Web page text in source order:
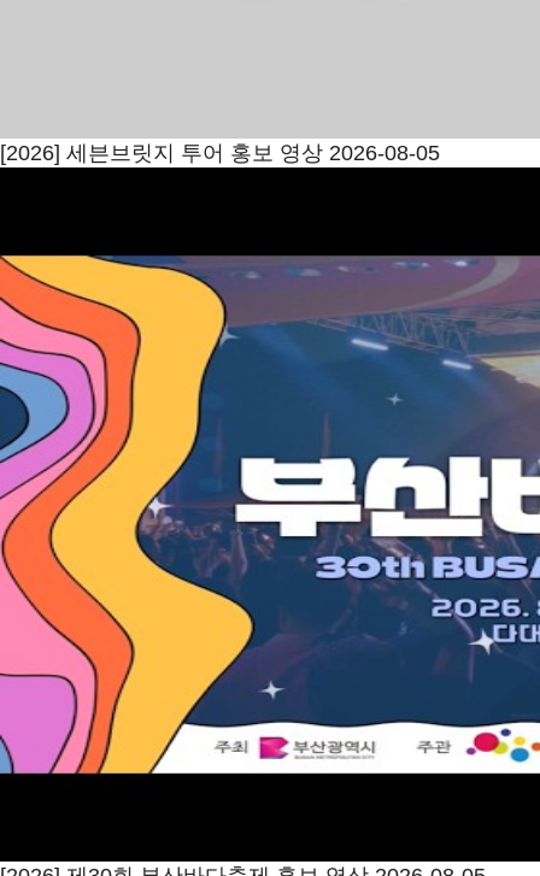
[2026] 세븐브릿지 투어 홍보 영상 2026-08-05